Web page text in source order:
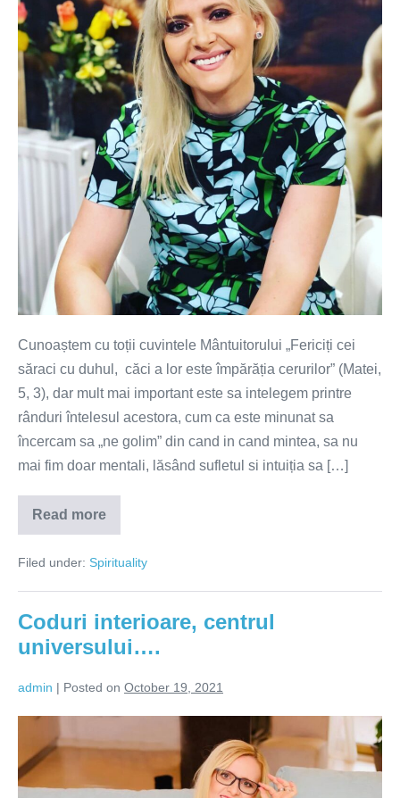
of
thoughts
Cunoaștem cu toții cuvintele Mântuitorului „Fericiți cei
săraci cu duhul, căci a lor este împărăția cerurilor” (Matei,
5, 3), dar mult mai important este sa intelegem printre
rânduri întelesul acestora, cum ca este minunat sa
încercam sa „ne golim” din cand in cand mintea, sa nu
mai fim doar mentali, lăsând sufletul si intuiția sa […]
Read more
The
silence
thoughts
Filed under: Spirituality
Coduri interioare, centrul
universului….
admin | Posted on October 19, 2021
interioare,
centrul